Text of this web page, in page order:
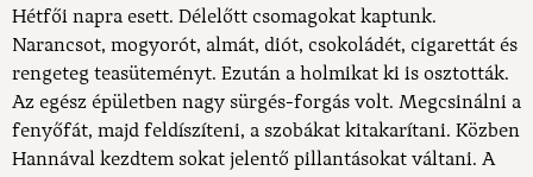
Hétfői napra esett. Délelőtt csomagokat kaptunk.
Narancsot, mogyorót, almát, diót, csokoládét, cigarettát és
rengeteg teasüteményt. Ezután a holmikat ki is osztották.
Az egész épületben nagy sürgés-forgás volt. Megcsinálni a
fenyőfát, majd feldíszíteni, a szobákat kitakarítani. Közben
Hannával kezdtem sokat jelentő pillantásokat váltani. A